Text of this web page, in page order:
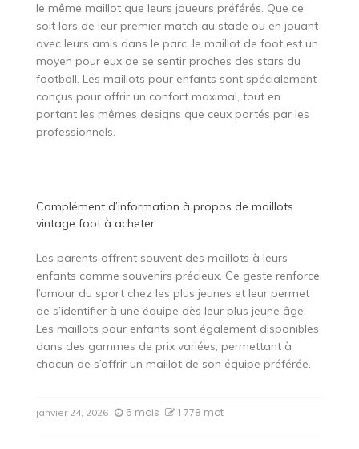
le même maillot que leurs joueurs préférés. Que ce
soit lors de leur premier match au stade ou en jouant
avec leurs amis dans le parc, le maillot de foot est un
moyen pour eux de se sentir proches des stars du
football. Les maillots pour enfants sont spécialement
conçus pour offrir un confort maximal, tout en
portant les mêmes designs que ceux portés par les
professionnels.
Complément d’information à propos de maillots
vintage foot à acheter
Les parents offrent souvent des maillots à leurs
enfants comme souvenirs précieux. Ce geste renforce
l’amour du sport chez les plus jeunes et leur permet
de s’identifier à une équipe dès leur plus jeune âge.
Les maillots pour enfants sont également disponibles
dans des gammes de prix variées, permettant à
chacun de s’offrir un maillot de son équipe préférée.
janvier 24, 2026 6 mois 1 778 mot